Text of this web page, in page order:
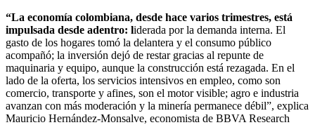
“La economía colombiana, desde hace varios trimestres, está
impulsada desde adentro: liderada por la demanda interna. El
gasto de los hogares tomó la delantera y el consumo público
acompañó; la inversión dejó de restar gracias al repunte de
maquinaria y equipo, aunque la construcción está rezagada. En el
lado de la oferta, los servicios intensivos en empleo, como son
comercio, transporte y afines, son el motor visible; agro e industria
avanzan con más moderación y la minería permanece débil”, explica
Mauricio Hernández-Monsalve, economista de BBVA Research